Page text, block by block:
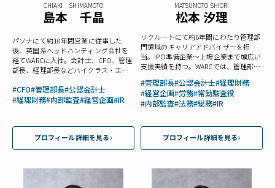
CHIAKI SHIMAMOTO
島本 千晶
パソナにて約10年間営業に従事した
後、英国系ヘッドハンティング会社を
経てWARCに入社。会計士、CFO、管理
部長、経理部長などハイクラス・エグ
#CFO#管理部長#公認会計士
#経理財務#内部監査#経営企画#IR
プロフィール詳細を見る
MATSUMOTO SHIORI
松本 汐理
リクルートにて約6年間にわたり管理部
門領域のキャリアアドバイザーを担
当。IPO準備企業〜上場企業まで幅広い
支援実績を持つ。WARCでは、管理部門
企業双方に寄り添った丁寧なサポート
を強みとしている。
#管理部長#公認会計士#経理財務
#経営企画#労務#常勤監査役
#内部監査#法務#総務#IR
プロフィール詳細を見る